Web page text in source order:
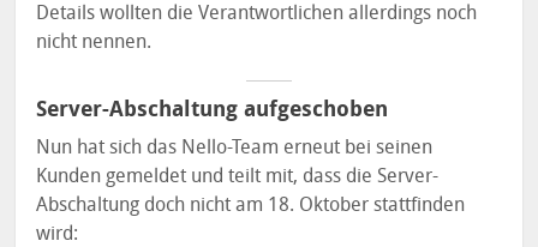
Details wollten die Verantwortlichen allerdings noch
nicht nennen.
Server-Abschaltung aufgeschoben
Nun hat sich das Nello-Team erneut bei seinen
Kunden gemeldet und teilt mit, dass die Server-
Abschaltung doch nicht am 18. Oktober stattfinden
wird: